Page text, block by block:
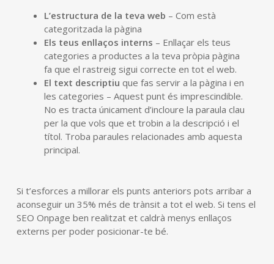
L’estructura de la teva web – Com està
categoritzada la pàgina
Els teus enllaços interns – Enllaçar els teus
categories a productes a la teva pròpia pàgina
fa que el rastreig sigui correcte en tot el web.
El text descriptiu que fas servir a la pàgina i en
les categories – Aquest punt és imprescindible.
No es tracta únicament d’incloure la paraula clau
per la que vols que et trobin a la descripció i el
títol. Troba paraules relacionades amb aquesta
principal.
Si t’esforces a millorar els punts anteriors pots arribar a
aconseguir un 35% més de trànsit a tot el web. Si tens el
SEO Onpage ben realitzat et caldrà menys enllaços
externs per poder posicionar-te bé.